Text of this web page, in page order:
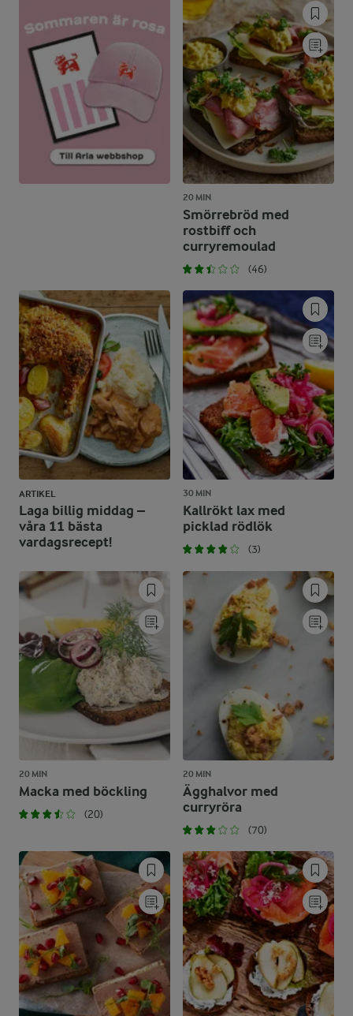
20 MIN
Smörrebröd med
rostbiff och
curryremoulad
(46)
ARTIKEL
Laga billig middag –
våra 11 bästa
vardagsrecept!
30 MIN
Kallrökt lax med
picklad rödlök
(3)
20 MIN
Macka med böckling
(20)
20 MIN
Ägghalvor med
curryröra
(70)